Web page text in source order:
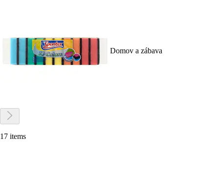
Domov a zábava
17 items